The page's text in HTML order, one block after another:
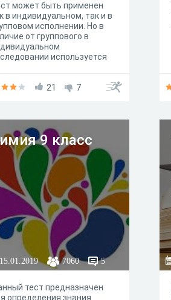
может быть применен
в индивидуальном, так и в
исполнении. Но в
от группового в
используется
ответы.
21 7
9 класс
15.01.2019 7060 5
тест предназначен
определения знания